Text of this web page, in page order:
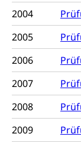
2004
2005
2006
2007
2008
2009
regionale
internationale
Cassis-
Krankheit,
Krankenkasse